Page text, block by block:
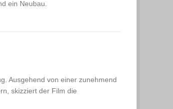
ein Neubau.
Ausgehend von einer zunehmend
skizziert der Film die